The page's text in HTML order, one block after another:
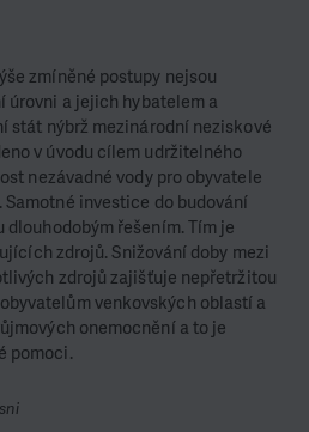
zmíněné postupy nejsou
úrovni a jejich hybatelem a
stát nýbrž mezinárodní neziskové
v úvodu cílem udržitelného
nezávadné vody pro obyvatele
investice do budování
řešením. Tím je
zdrojů. Snižování doby mezi
zdrojů zajišťuje nepřetržitou
venkovských oblastí a
onemocnění a to je
pomoci.